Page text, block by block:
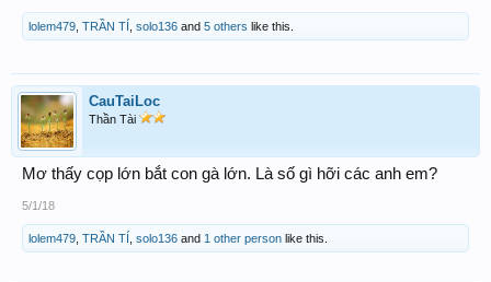
lolem479 TRẦN TÍ solo136 and 5 others like this.
CauTaiLoc
Thần Tài
Mơ thấy cọp lớn bắt con gà lớn. Là số gì hỡi các anh em?
5/1/18
lolem479 TRẦN TÍ solo136 and 1 other person like this.